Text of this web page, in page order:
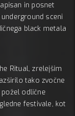
in posnet
sceni
black metala
Ritual, zrelejšim
tako zvočne
odlične
festivale, kot